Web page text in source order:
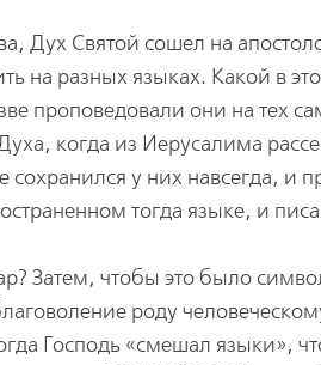
Дух Святой сошел на
на разных языках. Какой в
проповедовали они на тех
когда из Иерусалима
у них навсегда, и
тогда языке, и
Затем, чтобы это было
роду
Господь «смешал языки»,